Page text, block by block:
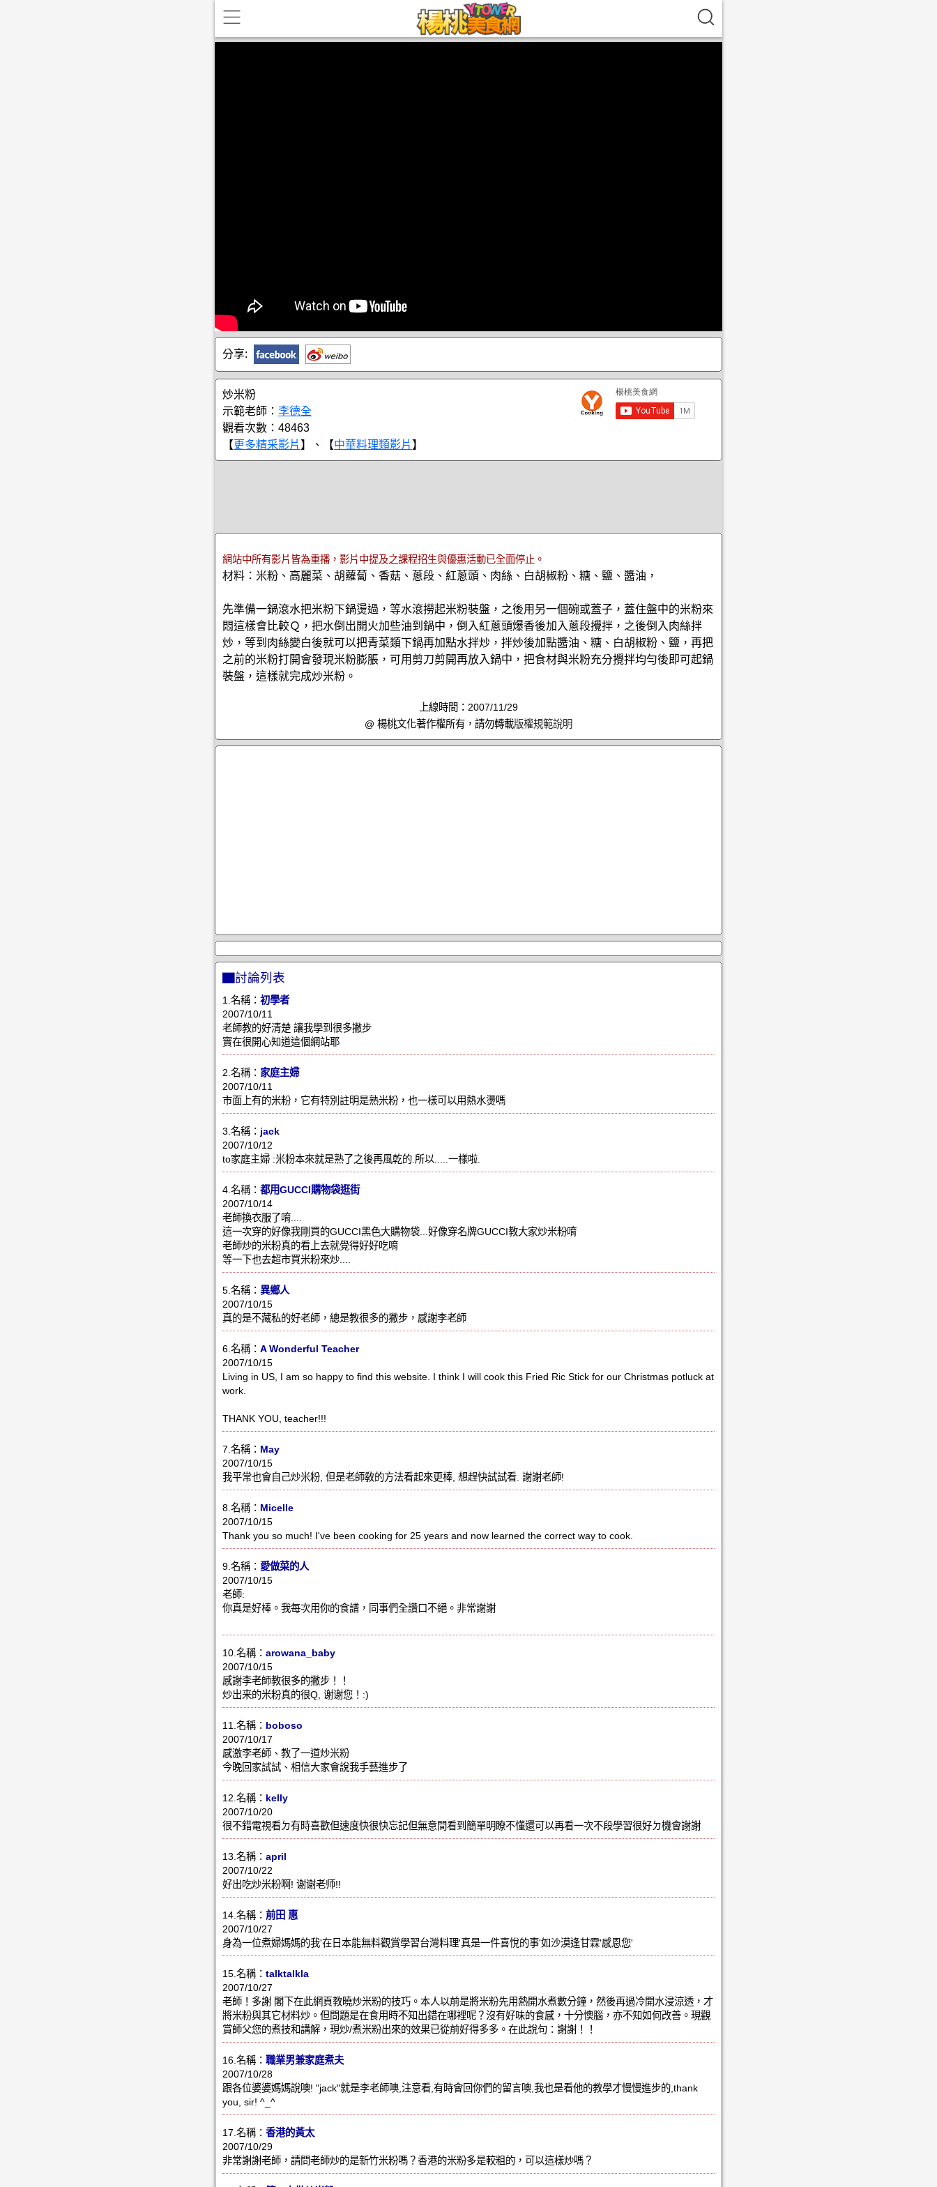
分享:
炒米粉
示範老師： 李德全
觀看次數：48463
【更多精采影片 】、【中華料理類影片 】
網站中所有影片皆為重播，影片中提及之課程招生與優惠活動已全面停止。
材料：米粉、高麗菜、胡蘿蔔、香菇、蔥段、紅蔥頭、肉絲、白胡椒粉、糖、鹽、醬油，
先準備一鍋滾水把米粉下鍋燙過，等水滾撈起米粉裝盤，之後用另一個碗或蓋子，蓋住盤中的米粉來
悶這樣會比較Ｑ，把水倒出開火加些油到鍋中，倒入紅蔥頭爆香後加入蔥段攪拌，之後倒入肉絲拌
炒，等到肉絲變白後就可以把青菜類下鍋再加點水拌炒，拌炒後加點醬油、糖、白胡椒粉、鹽，再把
之前的米粉打開會發現米粉膨脹，可用剪刀剪開再放入鍋中，把食材與米粉充分攪拌均勻後即可起鍋
裝盤，這樣就完成炒米粉。
上線時間：2007/11/29
@ 楊桃文化著作權所有，請勿轉載版權規範說明
▇討論列表
1.名稱： 初學者
2007/10/11
老師教的好清楚 讓我學到很多撇步
實在很開心知道這個網站耶
2.名稱： 家庭主婦
2007/10/11
市面上有的米粉，它有特別註明是熟米粉，也一樣可以用熱水燙嗎
3.名稱： jack
2007/10/12
to家庭主婦 :米粉本來就是熟了之後再風乾的.所以.....一樣啦.
4.名稱： 都用GUCCI購物袋逛街
2007/10/14
老師換衣服了唷....
這一次穿的好像我剛買的GUCCI黑色大購物袋...好像穿名牌GUCCI教大家炒米粉唷
老師炒的米粉真的看上去就覺得好好吃唷
等一下也去超市買米粉來炒....
5.名稱： 異鄉人
2007/10/15
真的是不藏私的好老師，總是教很多的撇步，感謝李老師
6.名稱： A Wonderful Teacher
2007/10/15
Living in US, I am so happy to find this website. I think I will cook this Fried Ric Stick for our Christmas potluck at
work.
THANK YOU, teacher!!!
7.名稱： May
2007/10/15
我平常也會自己炒米粉, 但是老師敎的方法看起來更棒, 想趕快試試看. 謝謝老師!
8.名稱： Micelle
2007/10/15
Thank you so much! I've been cooking for 25 years and now learned the correct way to cook.
9.名稱： 愛做菜的人
2007/10/15
老師:
你真是好棒。我每次用你的食譜，同事們全讚口不絕。非常謝謝
10.名稱： arowana_baby
2007/10/15
感謝李老師教很多的撇步！！
炒出来的米粉真的很Q, 谢谢您！:)
11.名稱： boboso
2007/10/17
感激李老師、教了一道炒米粉
今晚回家試試、相信大家會說我手藝進步了
12.名稱： kelly
2007/10/20
很不錯電視看ㄉ有時喜歡但速度快很快忘記但無意間看到簡單明瞭不懂還可以再看一次不段學習很好ㄉ機會謝謝
13.名稱： april
2007/10/22
好出吃炒米粉啊! 谢谢老师!!
14.名稱： 前田 惠
2007/10/27
身為一位煮婦媽媽的我'在日本能無料觀賞學習台灣料理'真是一件喜悅的事'如沙漠逢甘霖'感恩您'
15.名稱： talktalkla
2007/10/27
老師！多謝 閣下在此網頁教曉炒米粉的技巧。本人以前是將米粉先用熱開水煮數分鐘，然後再過冷開水浸涼透，才
將米粉與其它材料炒。但問題是在食用時不知出錯在哪裡呢？沒有好味的食感，十分懊腦，亦不知如何改善。現觀
賞師父您的煮技和講解，現炒/煮米粉出來的效果已從前好得多多。在此說句：謝謝！！
16.名稱： 職業男兼家庭煮夫
2007/10/28
跟各位婆婆媽媽說噢! "jack"就是李老師噢,注意看,有時會回你們的留言噢,我也是看他的教學才慢慢進步的,thank
you, sir! ^_^
17.名稱： 香港的黃太
2007/10/29
非常謝謝老師，請問老師炒的是新竹米粉嗎？香港的米粉多是較粗的，可以這樣炒嗎？